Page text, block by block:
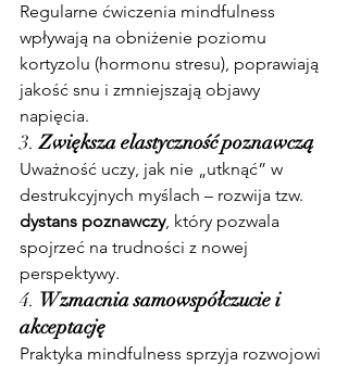
Regularne ćwiczenia mindfulness
wpływają na obniżenie poziomu
kortyzolu (hormonu stresu), poprawiają
jakość snu i zmniejszają objawy
napięcia.
3. Zwiększa elastyczność poznawczą
Uważność uczy, jak nie „utknąć” w
destrukcyjnych myślach – rozwija tzw.
dystans poznawczy, który pozwala
spojrzeć na trudności z nowej
perspektywy.
4. Wzmacnia samowspółczucie i
akceptację
Praktyka mindfulness sprzyja rozwojowi